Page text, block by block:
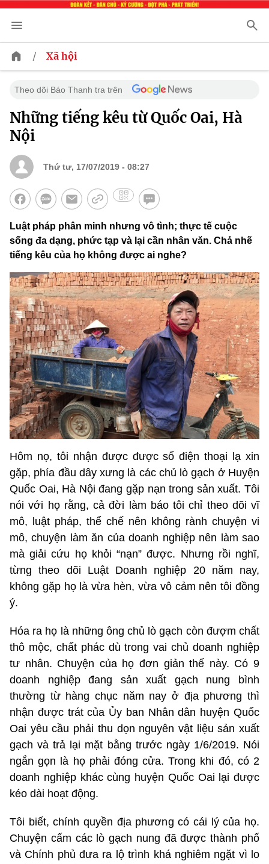
/ Xã hội
Theo dõi Báo Thanh tra trên
Những tiếng kêu từ Quốc Oai, Hà
Nội
Thứ tư, 17/07/2019 - 08:27
Luật pháp phân minh nhưng vô tình; thực tế cuộc
sống đa dạng, phức tạp và lại cần nhân văn. Chả nhẽ
tiếng kêu của họ không được ai nghe?
Hôm nọ, tôi nhận được được số điện thoại lạ xin
gặp, phía đầu dây xưng là các chủ lò gạch ở Huyện
Quốc Oai, Hà Nội đang gặp nạn trong sản xuất. Tôi
nói với họ rằng, cả đời làm báo tôi chỉ theo dõi vĩ
mô, luật pháp, thể chế nên không rành chuyện vi
mô, chuyện làm ăn của doanh nghiệp nên làm sao
mà giải cứu họ khỏi “nạn” được. Nhưng rồi nghĩ,
từng theo dõi Luật Doanh nghiệp 20 năm nay,
không gặp họ là vừa hèn, vừa vô cảm nên tôi đồng
ý.
Hóa ra họ là những ông chủ lò gạch còn đượm chất
thô mộc, chất phác dù trong vai chủ doanh nghiệp
tư nhân. Chuyện của họ đơn giản thế này. Có 9
doanh nghiệp đang sản xuất gạch nung bình
thường từ hàng chục năm nay ở địa phương thì
nhận được trát của Ủy ban Nhân dân huyện Quốc
Oai yêu cầu phải thu dọn nguyên vật liệu sản xuất
gạch và trả lại mặt bằng trước ngày 1/6/2019. Nói
ngắn gọn là họ phải đóng cửa. Trong khi đó, có 2
doanh nghiệp khác cùng huyện Quốc Oai lại được
kéo dài hoạt động.
Tôi biết, chính quyền địa phương có cái lý của họ.
Chuyện cấm các lò gạch nung đã được thành phố
và Chính phủ đưa ra lộ trình khá nghiêm ngặt vì lo